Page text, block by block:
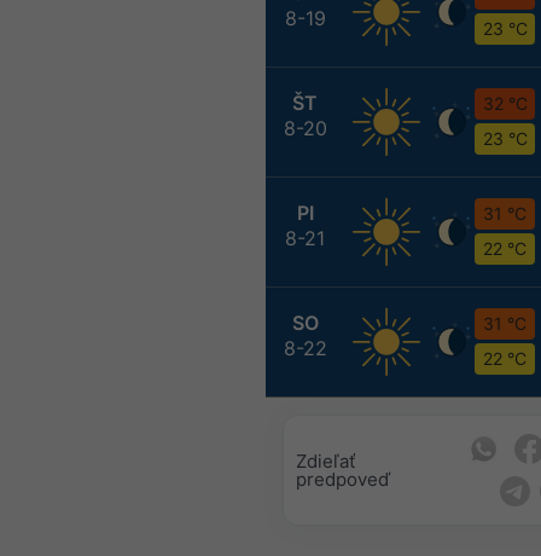
8-19
23 °C
ŠT
8-20
32 °C
23 °C
PI
8-21
31 °C
22 °C
SO
8-22
31 °C
22 °C
Zdieľať
predpoveď